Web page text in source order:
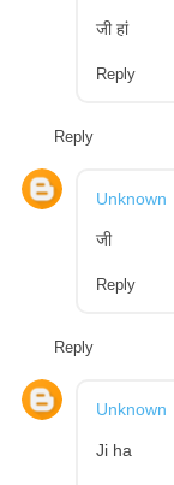
जी हां
Reply
Reply
Unknown
जी
Reply
Reply
Unknown
Ji ha